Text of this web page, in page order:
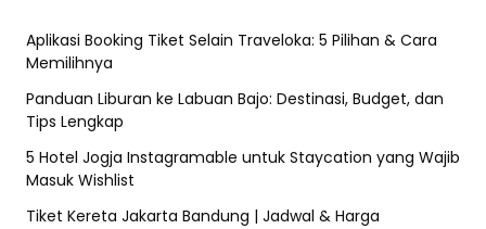
Aplikasi Booking Tiket Selain Traveloka: 5 Pilihan & Cara
Memilihnya
Panduan Liburan ke Labuan Bajo: Destinasi, Budget, dan
Tips Lengkap
5 Hotel Jogja Instagramable untuk Staycation yang Wajib
Masuk Wishlist
Tiket Kereta Jakarta Bandung | Jadwal & Harga